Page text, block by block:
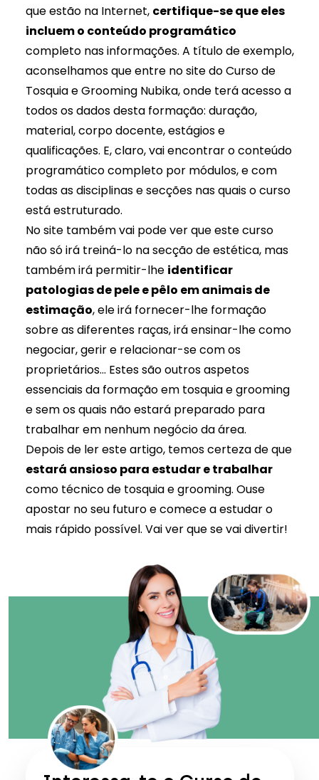
que estão na Internet, certifique-se que eles
incluem o conteúdo programático
completo nas informações. A título de exemplo,
aconselhamos que entre no site doCurso de
Tosquia e Grooming Nubika, onde terá acesso a
todos os dados desta formação: duração,
material, corpo docente, estágios e
qualificações. E, claro, vai encontrar o conteúdo
programático completo por módulos, e com
todas as disciplinas e secções nas quais o curso
está estruturado.
No site também vai pode ver que este curso
não só irá treiná-lo na secção de estética, mas
também irá permitir-lhe identificar
patologias de pele e pêlo em animais de
estimação, ele irá fornecer-lhe formação
sobre as diferentes raças, irá ensinar-lhe como
negociar, gerir e relacionar-se com os
proprietários... Estes são outros aspetos
essenciais da formação em tosquia e grooming
e sem os quais não estará preparado para
trabalhar em nenhum negócio da área.
Depois de ler este artigo, temos certeza de que
estará ansioso para estudar e trabalhar
como técnico de tosquia e grooming. Ouse
apostar no seu futuro e comece a estudar o
mais rápido possível. Vai ver que se vai divertir!